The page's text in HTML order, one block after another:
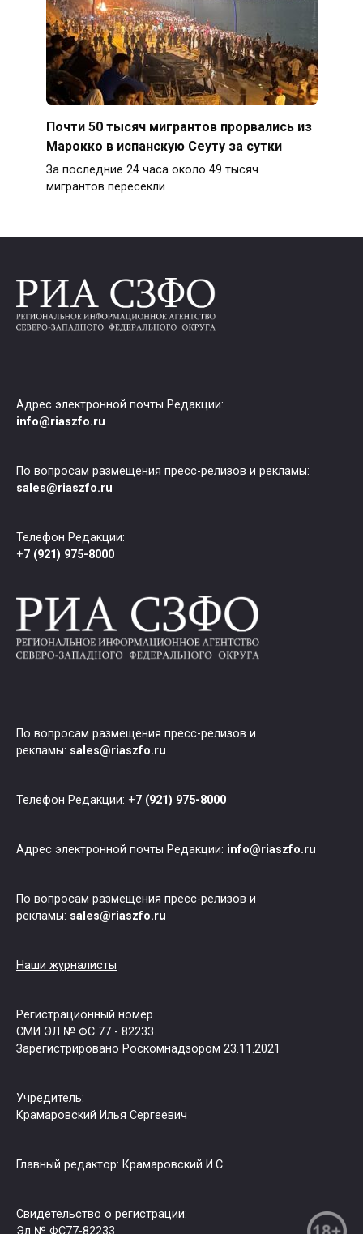
Почти 50 тысяч мигрантов прорвались из
Марокко в испанскую Сеуту за сутки
За последние 24 часа около 49 тысяч
мигрантов пересекли
Адрес электронной почты Редакции:
info@riaszfo.ru
По вопросам размещения пресс-релизов и рекламы:
sales@riaszfo.ru
Телефон Редакции:
+7 (921) 975-8000
По вопросам размещения пресс-релизов и
рекламы: sales@riaszfo.ru
Телефон Редакции: +7 (921) 975-8000
Адрес электронной почты Редакции: info@riaszfo.ru
По вопросам размещения пресс-релизов и
рекламы: sales@riaszfo.ru
Наши журналисты
Регистрационный номер
СМИ ЭЛ № ФС 77 - 82233.
Зарегистрировано Роскомнадзором 23.11.2021
Учредитель:
Крамаровский Илья Сергеевич
Главный редактор: Крамаровский И.С.
Свидетельство о регистрации: